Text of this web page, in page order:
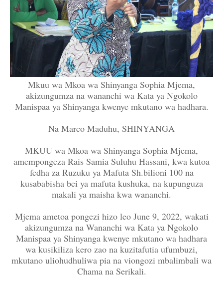
Mkuu wa Mkoa wa Shinyanga Sophia Mjema,
akizungumza na wananchi wa Kata ya Ngokolo
Manispaa ya Shinyanga kwenye mkutano wa hadhara.
Na Marco Maduhu, SHINYANGA
MKUU wa Mkoa wa Shinyanga Sophia Mjema,
amempongeza Rais Samia Suluhu Hassani, kwa kutoa
fedha za Ruzuku ya Mafuta Sh.bilioni 100 na
kusababisha bei ya mafuta kushuka, na kupunguza
makali ya maisha kwa wananchi.
Mjema ametoa pongezi hizo leo June 9, 2022, wakati
akizungumza na Wananchi wa Kata ya Ngokolo
Manispaa ya Shinyanga kwenye mkutano wa hadhara
wa kusikiliza kero zao na kuzitafutia ufumbuzi,
mkutano uliohudhuliwa pia na viongozi mbalimbali wa
Chama na Serikali.